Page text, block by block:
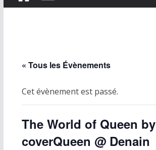
« Tous les Évènements
Cet évènement est passé.
The World of Queen by
coverQueen @ Denain